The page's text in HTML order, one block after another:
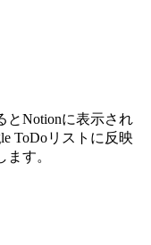
とNotionに表示され
ToDoリストに反映
す。